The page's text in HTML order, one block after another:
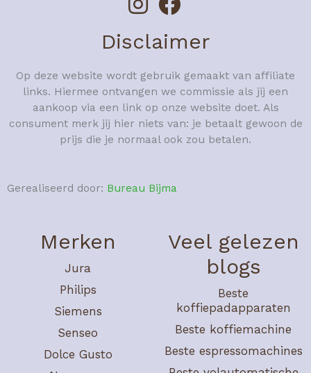
Disclaimer
Op deze website wordt gebruik gemaakt van affiliate
links. Hiermee ontvangen we commissie als jij een
aankoop via een link op onze website doet. Als
consument merk jij hier niets van: je betaalt gewoon de
prijs die je normaal ook zou betalen.
Gerealiseerd door: Bureau Bijma
Merken
Jura
Philips
Siemens
Senseo
Dolce Gusto
Veel gelezen
blogs
Beste
koffiepadapparaten
Beste koffiemachine
Beste espressomachines